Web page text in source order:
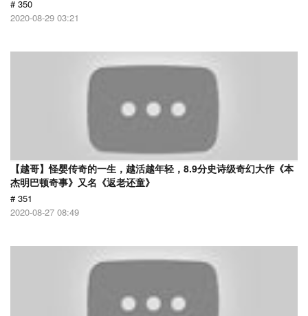
# 350
2020-08-29 03:21
【越哥】怪婴传奇的一生，越活越年轻，8.9分史诗级奇幻大作《本
杰明巴顿奇事》又名《返老还童》
# 351
2020-08-27 08:49